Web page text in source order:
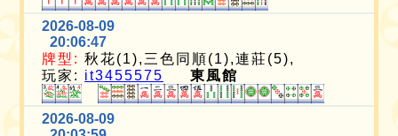
2026-08-09
20:06:47
牌型: 秋花(1),三色同順(1),連莊(5),
玩家: it3455575 東風館
2026-08-09